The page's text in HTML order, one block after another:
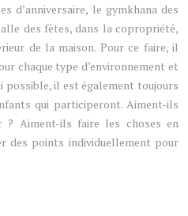
d’anniversaire, le gymkhana des
des fêtes, dans la copropriété,
de la maison. Pour ce faire, il
chaque type d’environnement et
possible, il est également toujours
qui participeront. Aiment-ils
? Aiment-ils faire les choses en
des points individuellement pour